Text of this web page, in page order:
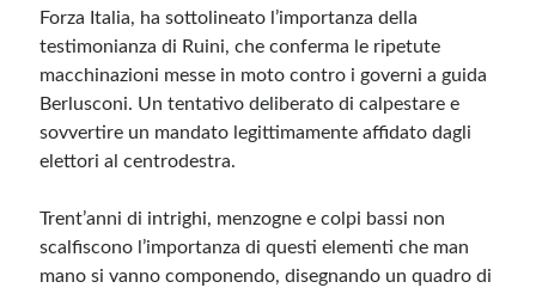
Forza Italia, ha sottolineato l’importanza della
testimonianza di Ruini, che conferma le ripetute
macchinazioni messe in moto contro i governi a guida
Berlusconi. Un tentativo deliberato di calpestare e
sovvertire un mandato legittimamente affidato dagli
elettori al centrodestra.
Trent’anni di intrighi, menzogne e colpi bassi non
scalfiscono l’importanza di questi elementi che man
mano si vanno componendo, disegnando un quadro di